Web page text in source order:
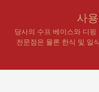
사
당사의 수프 베이스와 디
전문점은 물론 한식 및 일